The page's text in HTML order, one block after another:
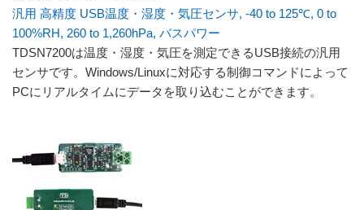
汎用 高精度 USB温度・湿度・気圧センサ, -40 to 125℃, 0 to
100%RH, 260 to 1,260hPa, バスパワー
TDSN7200は温度・湿度・気圧を測定できるUSB接続の汎用
センサです。Windows/Linuxに対応する制御コマンドによって
PCにリアルタイムにデータを取り込むことができます。